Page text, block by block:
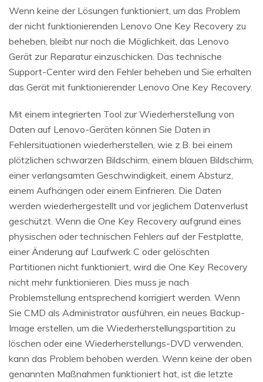
Wenn keine der Lösungen funktioniert, um das Problem
der nicht funktionierenden Lenovo One Key Recovery zu
beheben, bleibt nur noch die Möglichkeit, das Lenovo
Gerät zur Reparatur einzuschicken. Das technische
Support-Center wird den Fehler beheben und Sie erhalten
das Gerät mit funktionierender Lenovo One Key Recovery.
Mit einem integrierten Tool zur Wiederherstellung von
Daten auf Lenovo-Geräten können Sie Daten in
Fehlersituationen wiederherstellen, wie z.B. bei einem
plötzlichen schwarzen Bildschirm, einem blauen Bildschirm,
einer verlangsamten Geschwindigkeit, einem Absturz,
einem Aufhängen oder einem Einfrieren. Die Daten
werden wiederhergestellt und vor jeglichem Datenverlust
geschützt. Wenn die One Key Recovery aufgrund eines
physischen oder technischen Fehlers auf der Festplatte,
einer Änderung auf Laufwerk C oder gelöschten
Partitionen nicht funktioniert, wird die One Key Recovery
nicht mehr funktionieren. Dies muss je nach
Problemstellung entsprechend korrigiert werden. Wenn
Sie CMD als Administrator ausführen, ein neues Backup-
Image erstellen, um die Wiederherstellungspartition zu
löschen oder eine Wiederherstellungs-DVD verwenden,
kann das Problem behoben werden. Wenn keine der oben
genannten Maßnahmen funktioniert hat, ist die letzte